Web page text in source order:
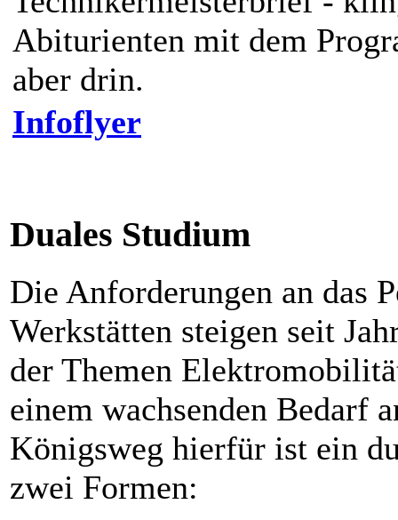
Abiturienten mit dem
aber drin.
Infoflyer
Duales Studium
Die Anforderungen an das
Werkstätten steigen seit
der Themen
einem wachsenden Bedarf
Königsweg hierfür ist ein
zwei Formen: